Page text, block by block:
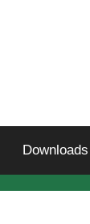
Downloads